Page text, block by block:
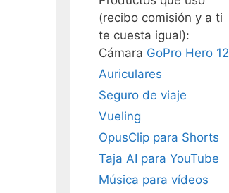
(recibo comisión y a ti
te cuesta igual):
Cámara GoPro Hero 12
Auriculares
Seguro de viaje
Vueling
OpusClip para Shorts
Taja AI para YouTube
Música para vídeos